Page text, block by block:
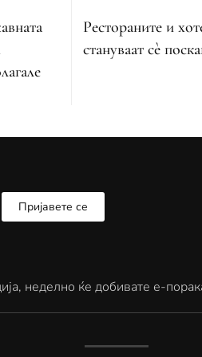
Рестораните и
стануваат сè
Пријавете се
неделно ќе добивате е-